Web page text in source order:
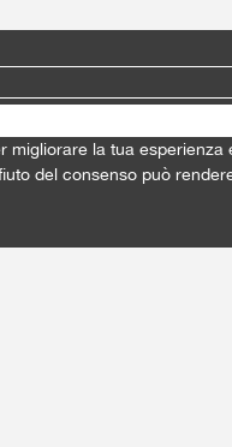
la tua
del consenso può